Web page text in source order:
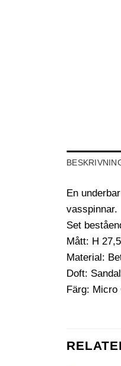
En
vasspinnar.
Set
Mått: H
Material:
Doft:
Färg: Micro